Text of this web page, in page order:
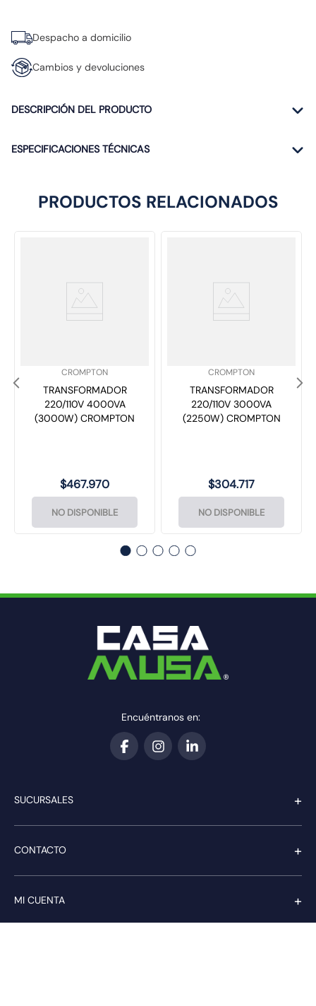
Despacho a domicilio
Cambios y devoluciones
DESCRIPCIÓN DEL PRODUCTO
ESPECIFICACIONES TÉCNICAS
PRODUCTOS RELACIONADOS
CROMPTON
TRANSFORMADOR
220/110V 4000VA
(3000W) CROMPTON
$467.970
NO DISPONIBLE
CROMPTON
TRANSFORMADOR
220/110V 3000VA
(2250W) CROMPTON
$304.717
NO DISPONIBLE
Encuéntranos en:
SUCURSALES +
CONTACTO +
MI CUENTA +